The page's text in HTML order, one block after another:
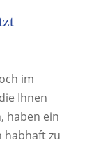
im
Ihnen
haben ein
habhaft zu